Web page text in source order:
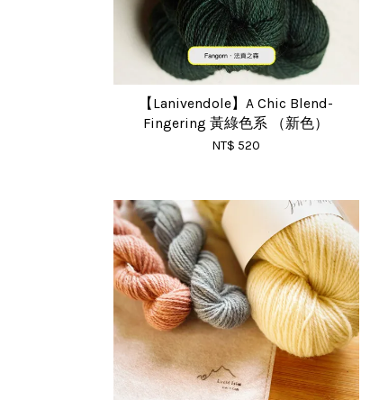
【Lanivendole】A Chic Blend-
Fingering 黃綠色系 （新色）
NT$ 520